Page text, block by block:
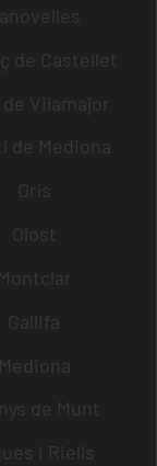
de Castellet
Vilamajor
de Mediona
Orís
Olost
Montclar
Gallifa
Mediona
de Munt
i Riells